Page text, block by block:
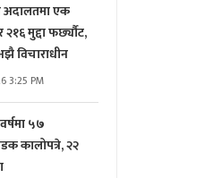
अदालतमा एक
२१६ मुद्दा फर्छ्यौट,
विचाराधीन
3:25 PM
५७
कालोपत्रे, २२